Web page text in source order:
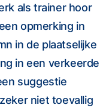
als trainer hoor
opmerking in
in de plaatselijke
in een verkeerde
suggestie
niet toevallig